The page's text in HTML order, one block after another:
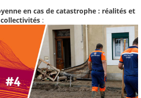
en cas de catastrophe : réalités et
: